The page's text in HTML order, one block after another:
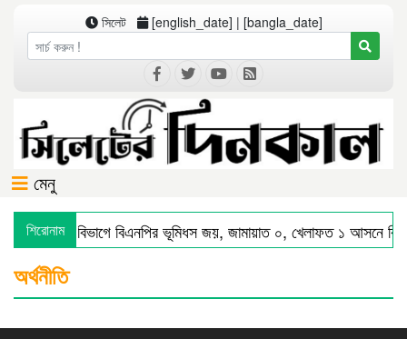
সিলেট [english_date] | [bangla_date]
মেনু
শিরোনাম
সিলেট বিভাগে বিএনপির ভূমিধস জয়, জামায়াত ০, খেলাফত ১ আসনে
অর্থনীতি